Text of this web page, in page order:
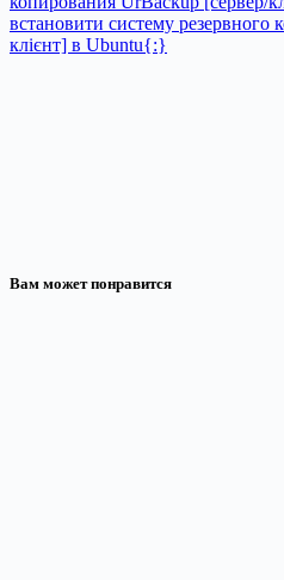
встановити систему резервного
клієнт] в Ubuntu{:}
Вам может понравится